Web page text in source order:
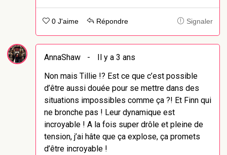
0 J'aime Répondre Signaler
AnnaShaw -
Il y a 3 ans
Non mais Tillie !? Est ce que c’est possible
d’être aussi douée pour se mettre dans des
situations impossibles comme ça ?! Et Finn qui
ne bronche pas ! Leur dynamique est
incroyable ! A la fois super drôle et pleine de
tension, j’ai hâte que ça explose, ça promets
d’être incroyable !